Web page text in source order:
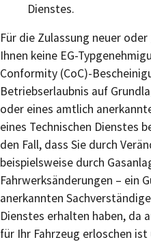
Dienstes.
Für die Zulassung neuer
Ihnen keine EG-
Conformity (CoC)-
Betriebserlaubnis auf
oder eines amtlich
eines Technischen Dienstes
den Fall, dass Sie durch
beispielsweise durch
Fahrwerksänderungen – ein
anerkannten
Dienstes erhalten haben, da
für Ihr Fahrzeug erloschen